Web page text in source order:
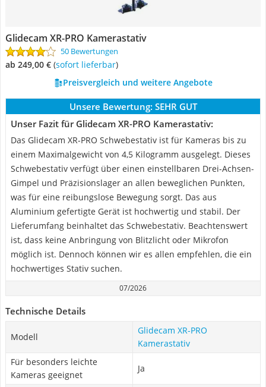
Glidecam XR-PRO Kamerastativ
50 Bewertungen
ab 249,00 € ( Sofort lieferbar)
Preisvergleich und weitere Angebote
Unsere Bewertung: SEHR GUT
Unser Fazit für Glidecam XR-PRO Kamerastativ:
Das Glidecam XR-PRO Schwebestativ ist für Kameras bis zu
einem Maximalgewicht von 4,5 Kilogramm ausgelegt. Dieses
Schwebestativ verfügt über einen einstellbaren Drei-Achsen-
Gimpel und Präzisionslager an allen beweglichen Punkten,
was für eine reibungslose Bewegung sorgt. Das aus
Aluminium gefertigte Gerät ist hochwertig und stabil. Der
Lieferumfang beinhaltet das Schwebestativ. Beachtenswert
ist, dass keine Anbringung von Blitzlicht oder Mikrofon
möglich ist. Dennoch können wir es allen empfehlen, die ein
hochwertiges Stativ suchen.
07/2026
Technische Details
Modell
Glidecam XR-PRO
Kamerastativ
Für besonders leichte
Kameras geeignet
Ja